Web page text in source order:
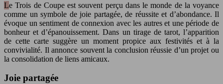
Le Trois de Coupe est souvent perçu dans le monde de la voyance
comme un symbole de joie partagée, de réussite et d’abondance. Il
évoque un sentiment de connexion avec les autres et une période de
bonheur et d’épanouissement. Dans un tirage de tarot, l’apparition
de cette carte suggère un moment propice aux festivités et à la
convivialité. Il annonce souvent la conclusion réussie d’un projet ou
la consolidation de liens amicaux.
Joie partagée